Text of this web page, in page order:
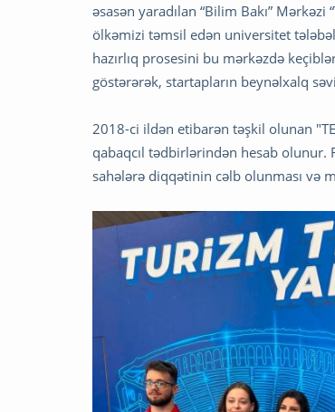
əsasən yaradılan “Bilim Bakı”
ölkəmizi təmsil edən universitet
hazırlıq prosesini bu mərkəzdə
göstərərək, startapların beynəlxalq
2018-ci ildən etibarən təşkil olunan
qabaqcıl tədbirlərindən hesab
sahələrə diqqətinin cəlb olunması və